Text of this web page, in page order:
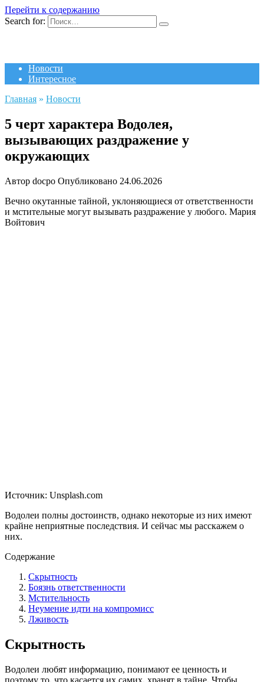
Перейти к содержанию
Search for:
Новости
Интересное
Главная » Новости
5 черт характера Водолея,
вызывающих раздражение у
окружающих
Автор docpo Опубликовано 24.06.2026
Вечно окутанные тайной, уклоняющиеся от ответственности
и мстительные могут вызывать раздражение у любого. Мария
Войтович
Источник: Unsplash.com
Водолеи полны достоинств, однако некоторые из них имеют
крайне неприятные последствия. И сейчас мы расскажем о
них.
Содержание
Скрытность
Боязнь ответственности
Мстительность
Неумение идти на компромисс
Лживость
Скрытность
Водолеи любят информацию, понимают ее ценность и
поэтому то, что касается их самих, хранят в тайне. Чтобы